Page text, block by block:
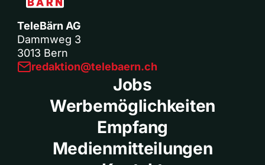
TeleBärn AG
Dammweg 3
3013 Bern
redaktion@telebaern.ch
Jobs
Werbemöglichkeiten
Empfang
Medienmitteilungen